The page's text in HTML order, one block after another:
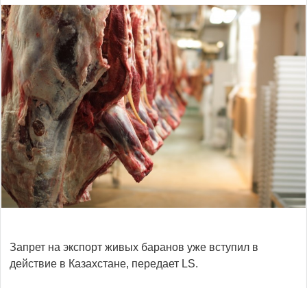
Запрет на экспорт живых баранов уже вступил в
действие в Казахстане, передает LS.